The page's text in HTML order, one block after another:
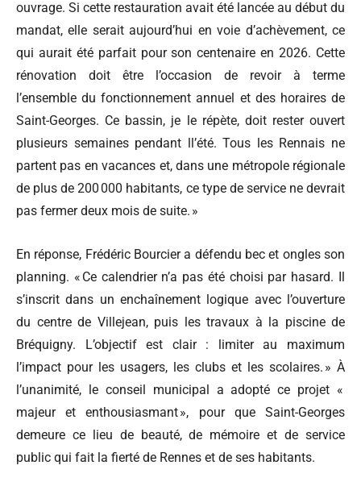
ouvrage. Si cette restauration avait été lancée au début du
mandat, elle serait aujourd’hui en voie d’achèvement, ce
qui aurait été parfait pour son centenaire en 2026. Cette
rénovation doit être l’occasion de revoir à terme
l’ensemble du fonctionnement annuel et des horaires de
Saint-Georges. Ce bassin, je le répète, doit rester ouvert
plusieurs semaines pendant ll’été. Tous les Rennais ne
partent pas en vacances et, dans une métropole régionale
de plus de 200 000 habitants, ce type de service ne devrait
pas fermer deux mois de suite. »
En réponse, Frédéric Bourcier a défendu bec et ongles son
planning. « Ce calendrier n’a pas été choisi par hasard. Il
s’inscrit dans un enchaînement logique avec l’ouverture
du centre de Villejean, puis les travaux à la piscine de
Bréquigny. L’objectif est clair : limiter au maximum
l’impact pour les usagers, les clubs et les scolaires. » À
l’unanimité, le conseil municipal a adopté ce projet «
majeur et enthousiasmant », pour que Saint-Georges
demeure ce lieu de beauté, de mémoire et de service
public qui fait la fierté de Rennes et de ses habitants.